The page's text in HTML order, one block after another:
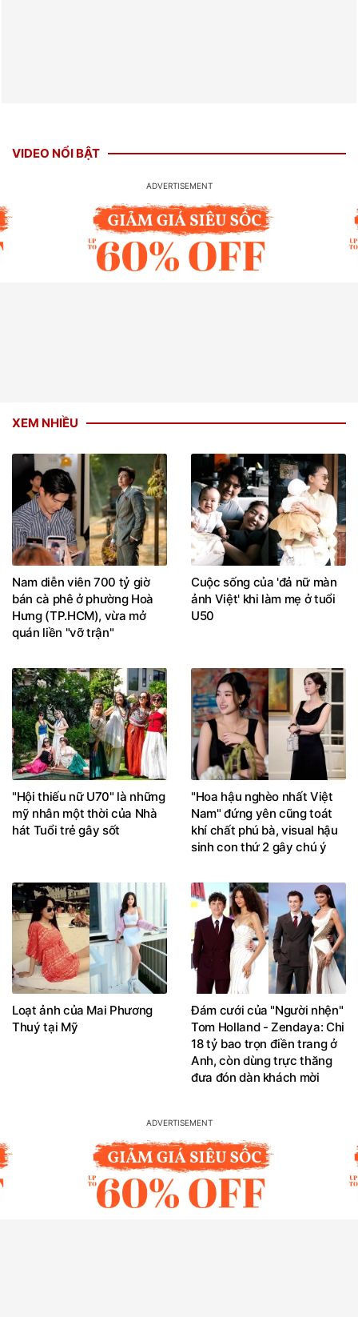
VIDEO NỔI BẬT
XEM NHIỀU
Nam diễn viên 700 tỷ giờ
bán cà phê ở phường Hoà
Hưng (TP.HCM), vừa mở
quán liền "vỡ trận"
Cuộc sống của 'đả nữ màn
ảnh Việt' khi làm mẹ ở tuổi
U50
"Hội thiếu nữ U70" là những
mỹ nhân một thời của Nhà
hát Tuổi trẻ gây sốt
"Hoa hậu nghèo nhất Việt
Nam" đứng yên cũng toát
khí chất phú bà, visual hậu
sinh con thứ 2 gây chú ý
Loạt ảnh của Mai Phương
Thuý tại Mỹ
Đám cưới của "Người nhện"
Tom Holland - Zendaya: Chi
18 tỷ bao trọn điền trang ở
Anh, còn dùng trực thăng
đưa đón dàn khách mời